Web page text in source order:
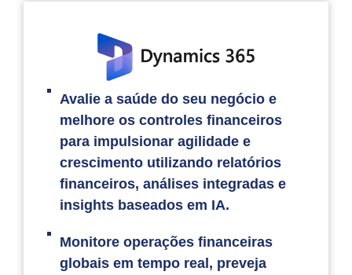
Avalie a saúde do seu negócio e
melhore os controles financeiros
para impulsionar agilidade e
crescimento utilizando relatórios
financeiros, análises integradas e
insights baseados em IA.
Monitore operações financeiras
globais em tempo real, preveja